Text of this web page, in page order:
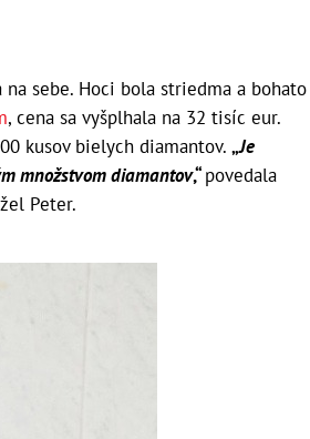
sebe. Hoci bola striedma a bohato
, cena sa vyšplhala na 32 tisíc eur.
kusov bielych diamantov. „​Je
množstvom diamantov,“povedala
Peter.